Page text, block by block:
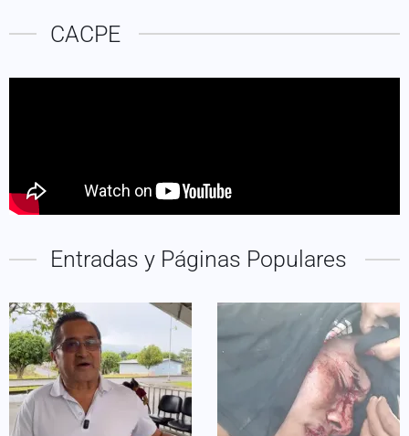
CACPE
Entradas y Páginas Populares